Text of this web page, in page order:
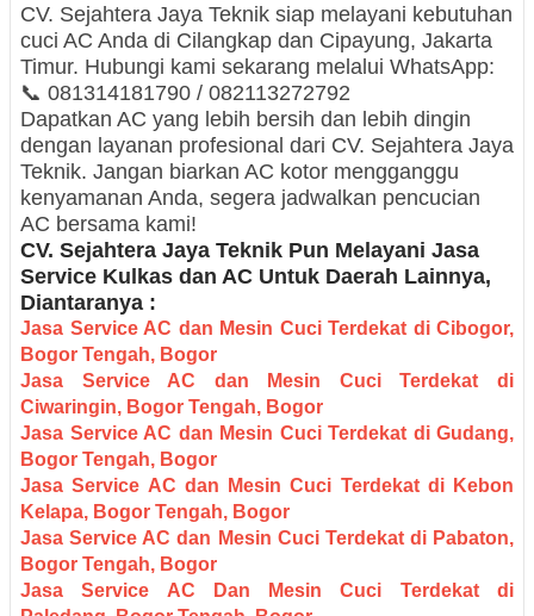
CV. Sejahtera Jaya Teknik siap melayani kebutuhan
cuci AC Anda di Cilangkap dan Cipayung, Jakarta
Timur. Hubungi kami sekarang melalui WhatsApp:
📞 081314181790 / 082113272792
Dapatkan AC yang lebih bersih dan lebih dingin
dengan layanan profesional dari CV. Sejahtera Jaya
Teknik. Jangan biarkan AC kotor mengganggu
kenyamanan Anda, segera jadwalkan pencucian
AC bersama kami!
CV. Sejahtera Jaya Teknik Pun Melayani Jasa
Service Kulkas dan AC Untuk Daerah Lainnya,
Diantaranya :
Jasa Service AC dan Mesin Cuci Terdekat di Cibogor,
Bogor Tengah, Bogor
Jasa Service AC dan Mesin Cuci Terdekat di
Ciwaringin, Bogor Tengah, Bogor
Jasa Service AC dan Mesin Cuci Terdekat di Gudang,
Bogor Tengah, Bogor
Jasa Service AC dan Mesin Cuci Terdekat di Kebon
Kelapa, Bogor Tengah, Bogor
Jasa Service AC dan Mesin Cuci Terdekat di Pabaton,
Bogor Tengah, Bogor
Jasa Service AC Dan Mesin Cuci Terdekat di